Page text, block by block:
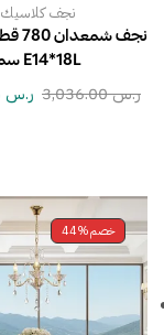
نجف كلاسيك
E14*18L سم
ر.س3,036.00 ر.س
خصم44%